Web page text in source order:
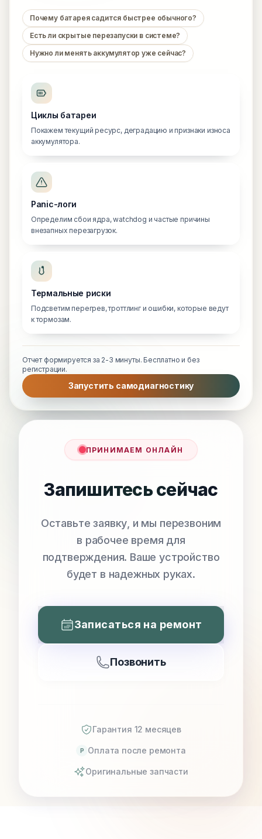
Почему батарея садится быстрее обычного?
Есть ли скрытые перезапуски в системе?
Нужно ли менять аккумулятор уже сейчас?
Циклы батареи
Покажем текущий ресурс, деградацию и признаки износа
аккумулятора.
Panic-логи
Определим сбои ядра, watchdog и частые причины
внезапных перезагрузок.
Термальные риски
Подсветим перегрев, троттлинг и ошибки, которые ведут
к тормозам.
Отчет формируется за 2-3 минуты. Бесплатно и без
регистрации.
Запустить самодиагностику
ПРИНИМАЕМ ОНЛАЙН
Запишитесь сейчас
Оставьте заявку, и мы перезвоним
в рабочее время для
подтверждения. Ваше устройство
будет в надежных руках.
Записаться на ремонт
Позвонить
Гарантия 12 месяцев
P Оплата после ремонта
Оригинальные запчасти